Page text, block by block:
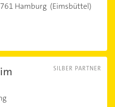
Hamburg (Eimsbüttel)
SILBER PARTNER